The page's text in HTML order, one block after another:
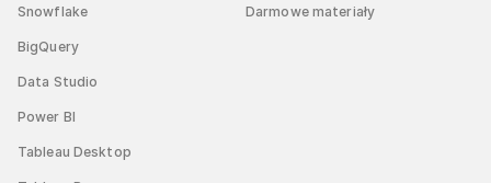
Snowflake
BigQuery
Data Studio
Power BI
Tableau Desktop
Darmowe materiały